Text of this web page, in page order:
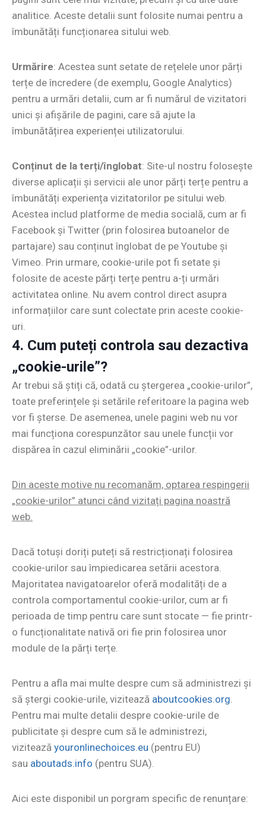
analitice. Aceste detalii sunt folosite numai pentru a
îmbunătăți funcționarea sitului web.
Urmărire: Acestea sunt setate de rețelele unor părți
terțe de încredere (de exemplu, Google Analytics)
pentru a urmări detalii, cum ar fi numărul de vizitatori
unici și afișările de pagini, care să ajute la
îmbunătățirea experienței utilizatorului.
Conținut de la terți/înglobat: Site-ul nostru folosește
diverse aplicații și servicii ale unor părți terțe pentru a
îmbunătăți experiența vizitatorilor pe sitului web.
Acestea includ platforme de media socială, cum ar fi
Facebook și Twitter (prin folosirea butoanelor de
partajare) sau conținut înglobat de pe Youtube și
Vimeo. Prin urmare, cookie-urile pot fi setate și
folosite de aceste părți terțe pentru a-ți urmări
activitatea online. Nu avem control direct asupra
informațiilor care sunt colectate prin aceste cookie-
uri.
4. Cum puteți controla sau dezactiva
„cookie-urile”?
Ar trebui să știți că, odată cu ștergerea „cookie-urilor”,
toate preferințele și setările referitoare la pagina web
vor fi șterse. De asemenea, unele pagini web nu vor
mai funcționa corespunzător sau unele funcții vor
dispărea în cazul eliminării „cookie”-urilor.
Din aceste motive nu recomanăm, optarea respingerii
„cookie-urilor” atunci când vizitați pagina noastră
web.
Dacă totuși doriți puteți să restricționați folosirea
cookie-urilor sau împiedicarea setării acestora.
Majoritatea navigatoarelor oferă modalități de a
controla comportamentul cookie-urilor, cum ar fi
perioada de timp pentru care sunt stocate — fie printr-
o funcționalitate nativă ori fie prin folosirea unor
module de la părți terțe.
Pentru a afla mai multe despre cum să administrezi și
să ștergi cookie-urile, vizitează aboutcookies.org.
Pentru mai multe detalii despre cookie-urile de
publicitate și despre cum să le administrezi,
vizitează youronlinechoices.eu (pentru EU)
sau aboutads.info (pentru SUA).
Aici este disponibil un porgram specific de renunțare: